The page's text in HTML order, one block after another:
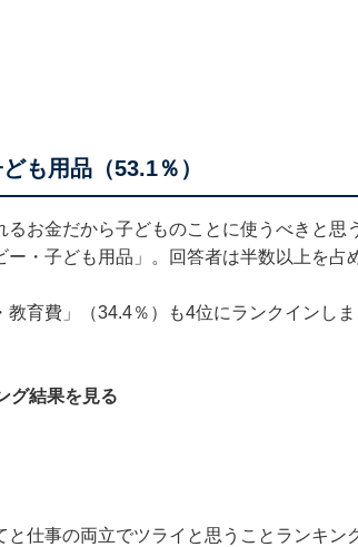
も用品（53.1％）
るお金だから子どものことに使うべきと
・子ども用品」。回答者は半数以上を占
教育費」（34.4％）も4位にランクインしま
グ結果を見る
と仕事の両立でツライと思うことランキン